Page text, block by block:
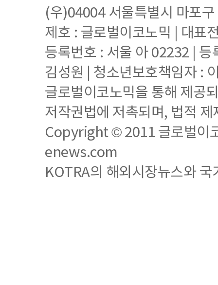
(우)04004 서울특별시 마포
제호 : 글로벌이코노믹 | 대표
등록번호 : 서울 아 02232 | 등
김성원 | 청소년보호책임자 :
글로벌이코노믹을 통해 제공
저작권법에 저촉되며, 법적
Copyright © 2011 글로벌
enews.com
KOTRA의 해외시장뉴스와